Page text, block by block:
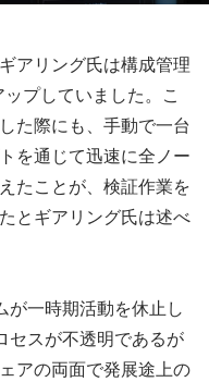
アリング氏は構成管理
プしていました。こ
た際にも、手動で一台
を通じて迅速に全ノー
たことが、検証作業を
とギアリング氏は述べ
が一時期活動を休止し
セスが不透明であるが
アの両面で発展途上の